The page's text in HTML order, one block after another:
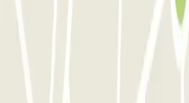
de Trapani (TPS)